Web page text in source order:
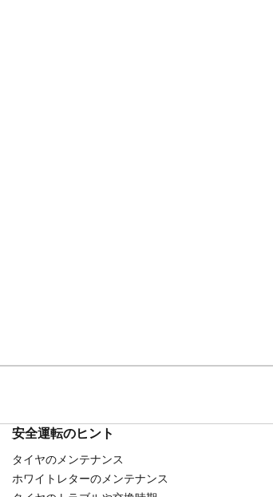
安全運転のヒント
タイヤのメンテナンス
ホワイトレターのメンテナンス